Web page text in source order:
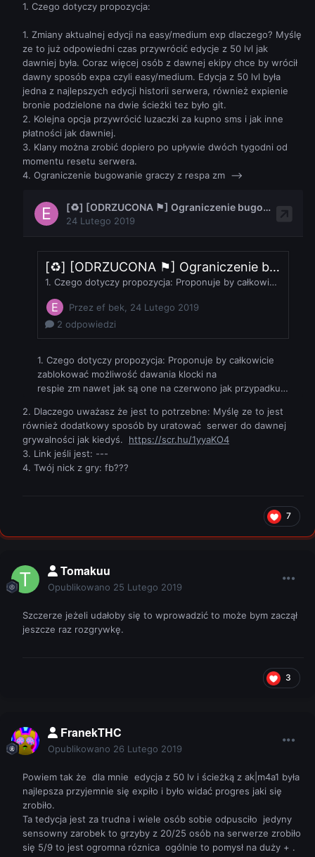
1. Czego dotyczy propozycja:
1. Zmiany aktualnej edycji na easy/medium exp dlaczego? Myślę
ze to już odpowiedni czas przywrócić edycje z 50 lvl jak
dawniej była. Coraz więcej osób z dawnej ekipy chce by wrócił
dawny sposób expa czyli easy/medium. Edycja z 50 lvl była
jedna z najlepszych edycji historii serwera, również expienie
bronie podzielone na dwie ścieżki tez było git.
2. Kolejna opcja przywrócić luzaczki za kupno sms i jak inne
płatności jak dawniej.
3. Klany można zrobić dopiero po upływie dwóch tygodni od
momentu resetu serwera.
4. Ograniczenie bugowanie graczy z respa zm -->
2. Dlaczego uważasz że jest to potrzebne: Myślę ze to jest
również dodatkowy sposób by uratować serwer do dawnej
grywalności jak kiedyś. https://scr.hu/1yyaKO4
3. Link jeśli jest: ---
4. Twój nick z gry: fb???
7
Tomakuu
Opublikowano 25 Lutego 2019
Szczerze jeżeli udałoby się to wprowadzić to może bym zaczął
jeszcze raz rozgrywkę.
3
FranekTHC
Opublikowano 26 Lutego 2019
Powiem tak że dla mnie edycja z 50 lv i ścieżką z ak|m4a1 była
najlepsza przyjemnie się expiło i było widać progres jaki się
zrobiło.
Ta tedycja jest za trudna i wiele osób sobie odpusciło jedyny
sensowny zarobek to grzyby z 20/25 osób na serwerze zrobiło
się 5/9 to jest ogromna róznica ogólnie to pomysł na duży + .